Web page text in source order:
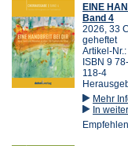
EINE
Band 4
2026, 33
geheftet
Artikel-
ISBN 9
118-4
Mehr
In